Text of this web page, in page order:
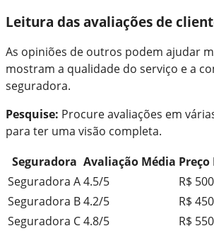
Leitura das avaliações de
As opiniões de outros podem ajudar
mostram a qualidade do serviço e a
seguradora.
Pesquise: Procure avaliações em
para ter uma visão completa.
Seguradora Avaliação Média
Seguradora A4.5/5
R$
Seguradora B4.2/5
R$
Seguradora C4.8/5
R$